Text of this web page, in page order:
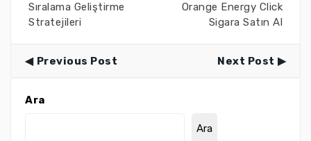
Sıralama Geliştirme
Stratejileri
Orange Energy Click
Sigara Satın Al
Previous Post Next Post
Ara
Ara